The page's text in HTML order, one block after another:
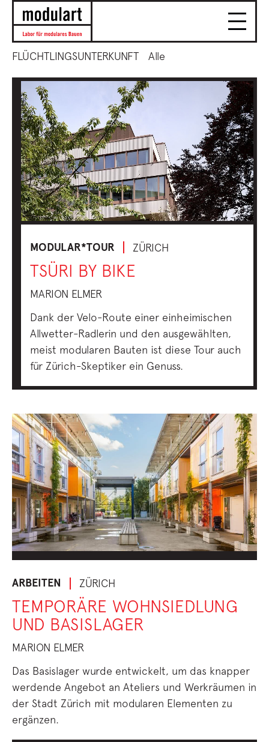
FLÜCHTLINGSUNTERKUNFT Alle
MODULAR*TOUR ZÜRICH
TSÜRI BY BIKE
MARION ELMER
Dank der Velo-Route einer einheimischen
Allwetter-Radlerin und den ausgewählten,
meist modularen Bauten ist diese Tour auch
für Zürich-Skeptiker ein Genuss.
ARBEITEN ZÜRICH
TEMPORÄRE WOHNSIEDLUNG
UND BASISLAGER
MARION ELMER
Das Basislager wurde entwickelt, um das knapper
werdende Angebot an Ateliers und Werkräumen in
der Stadt Zürich mit modularen Elementen zu
ergänzen.